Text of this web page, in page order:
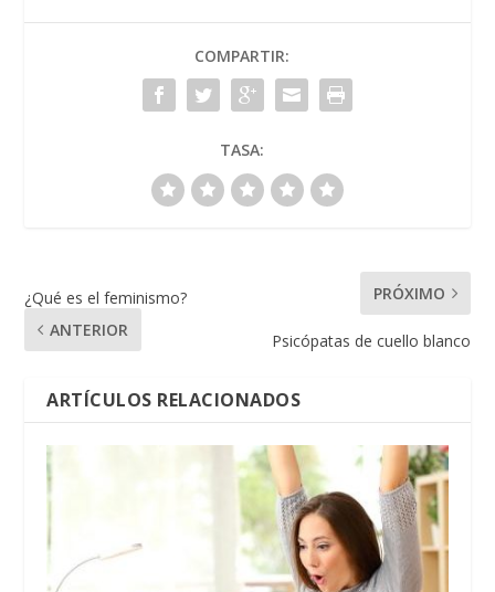
COMPARTIR:
TASA:
¿Qué es el feminismo?
ANTERIOR
PRÓXIMO
Psicópatas de cuello blanco
ARTÍCULOS RELACIONADOS